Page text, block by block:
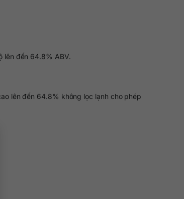
đến 64.8% ABV.
lên đến 64.8% không lọc lạnh cho phép